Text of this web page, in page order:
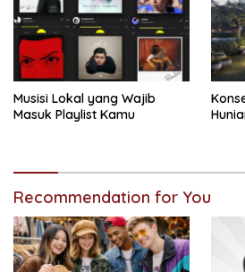
Musisi Lokal yang Wajib
Masuk Playlist Kamu
Recommendation for You